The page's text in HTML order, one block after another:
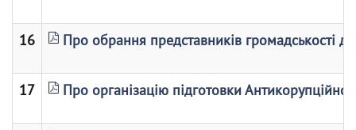
16 Про обрання представників громадськості до
17 Про організацію підготовки